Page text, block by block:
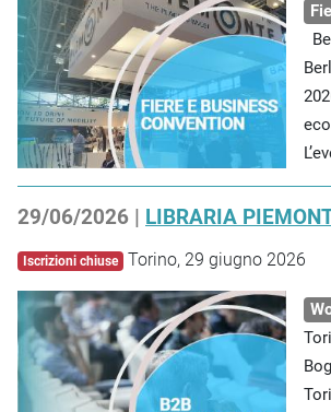
29/06/2026 | LIBRARIA
Iscrizioni chiuse Torino, 29 giugno 2026